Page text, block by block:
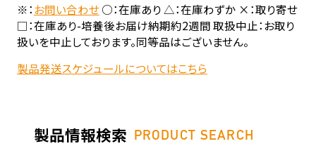
※：お問い合わせ○：在庫あり △：在庫わずか ×：取り寄せ
□：在庫あり-培養後お届け納期約2週間 取扱中止：お取り
扱いを中止しております。同等品はございません。
製品発送スケジュールについてはこちら
製品情報検索 PRODUCT SEARCH